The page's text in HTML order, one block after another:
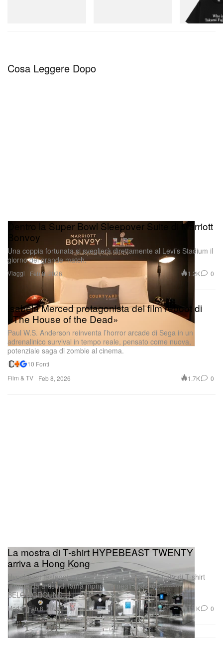
D Cotton T-
Acquista ora
Cosa Leggere Dopo
Viaggi
Dentro la Super Bowl Sleepover Suite di Marriott
Bonvoy
Una coppia fortunata si sveglierà direttamente al Levi’s Stadium il
giorno del grande match.
Feb 8, 2026 1.2K 0
Film & TV
Isabela Merced protagonista del film reboot di
«The House of the Dead»
Paul W.S. Anderson reinventa l’horror arcade di Sega in un
adrenalinico survival in tempo reale, pensato come nuova,
potenziale saga di zombie al cinema.
10 Fonti
Feb 8, 2026
1.7K 0
Moda
La mostra di T-shirt HYPEBEAST TWENTY
arriva a Hong Kong
Hypebeast festeggia vent’anni con una mostra curata di T-shirt
firmate da artisti di fama mondiale negli spazi di
BELOWGROUND.
Feb 8, 2026 1.1K 0